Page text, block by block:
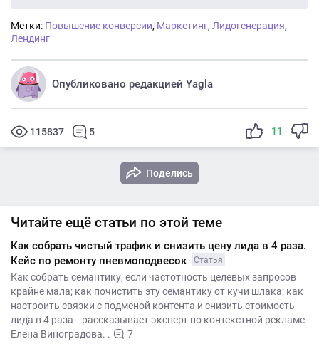
Метки: Повышение конверсии, Маркетинг, Лидогенерация,
Лендинг
Опубликовано редакцией Yagla
115837 5 11
Поделись
Читайте ещё статьи по этой теме
Как собрать чистый трафик и снизить цену лида в 4 раза.
Кейс по ремонту пневмоподвесок
Статья
Как собрать семантику, если частотность целевых запросов
крайне мала; как почистить эту семантику от кучи шлака; как
настроить связки с подменой контента и снизить стоимость
лида в 4 раза– рассказывает эксперт по контекстной рекламе
Елена Виноградова. .
7